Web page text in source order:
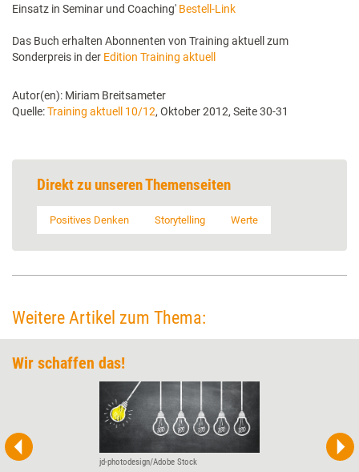
Einsatz in Seminar und Coaching' Bestell-Link
Das Buch erhalten Abonnenten von Training aktuell zum
Sonderpreis in der Edition Training aktuell
Autor(en): Miriam Breitsameter
Quelle:Training aktuell 10/12, Oktober 2012, Seite 30-31
Direkt zu unseren Themenseiten
Positives Denken Storytelling Werte
Weitere Artikel zum Thema:
Wir schaffen das!
jd-photodesign/Adobe Stock